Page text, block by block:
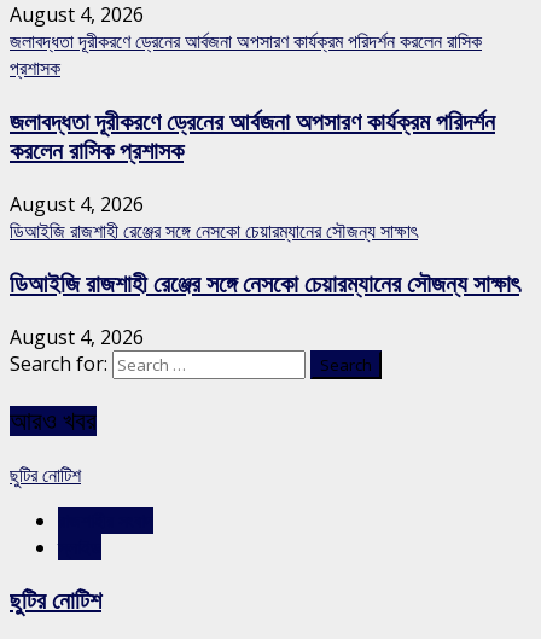
August 4, 2026
জলাবদ্ধতা দূরীকরণে ড্রেনের আর্বজনা অপসারণ কার্যক্রম পরিদর্শন করলেন রাসিক
প্রশাসক
জলাবদ্ধতা দূরীকরণে ড্রেনের আর্বজনা অপসারণ কার্যক্রম পরিদর্শন
করলেন রাসিক প্রশাসক
August 4, 2026
ডিআইজি রাজশাহী রেঞ্জের সঙ্গে নেসকো চেয়ারম্যানের সৌজন্য সাক্ষাৎ
ডিআইজি রাজশাহী রেঞ্জের সঙ্গে নেসকো চেয়ারম্যানের সৌজন্য সাক্ষাৎ
August 4, 2026
Search for:
আরও খবর
ছুটির নোটিশ
ছুটির নোটিশ